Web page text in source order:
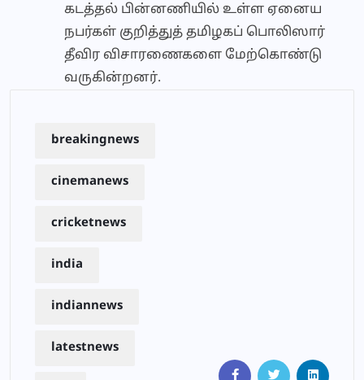
கடத்தல் பின்னணியில் உள்ள ஏனைய
நபர்கள் குறித்துத் தமிழகப் பொலிஸார்
தீவிர விசாரணைகளை மேற்கொண்டு
வருகின்றனர்.
breakingnews
cinemanews
cricketnews
india
indiannews
latestnews